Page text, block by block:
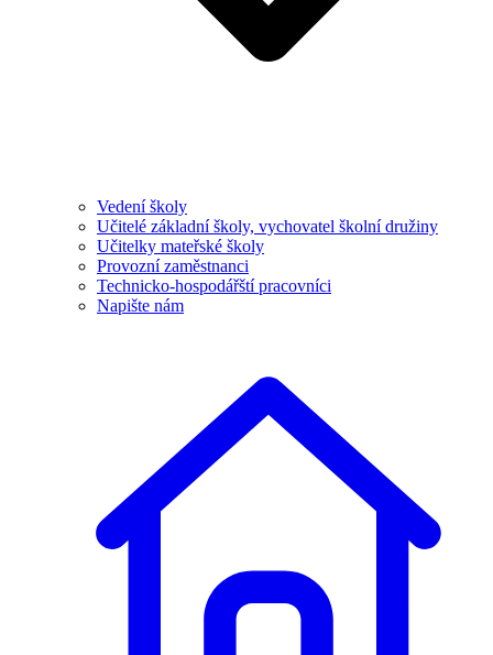
Vedení školy
Učitelé základní školy, vychovatel školní družiny
Učitelky mateřské školy
Provozní zaměstnanci
Technicko-hospodářští pracovníci
Napište nám